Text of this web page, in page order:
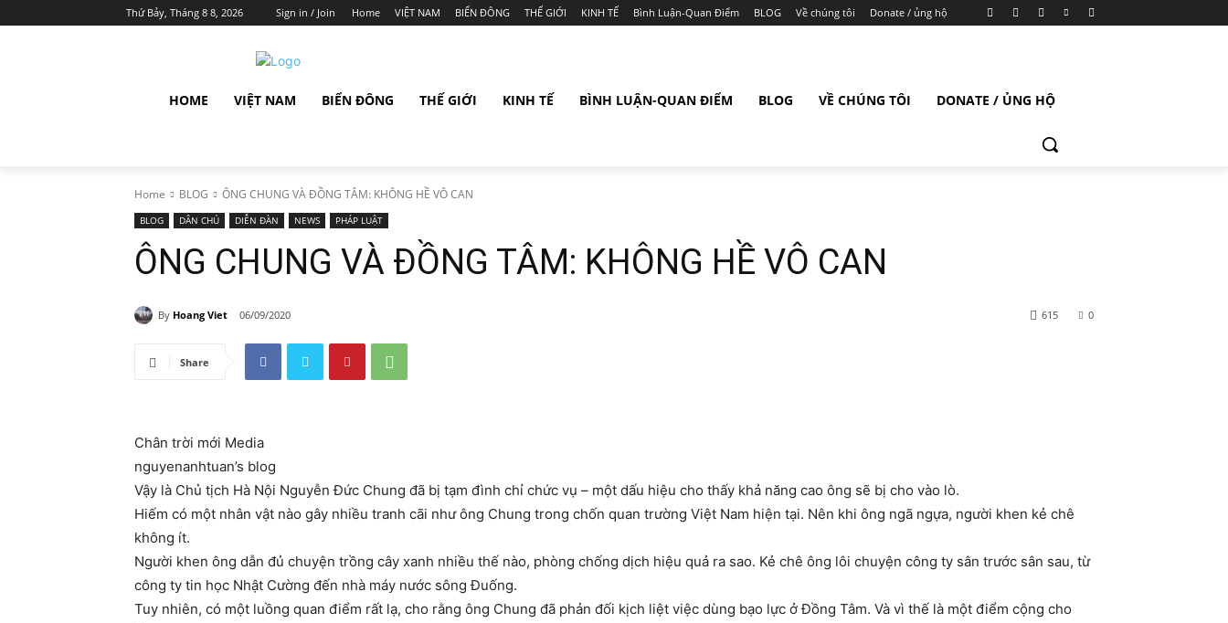
Thứ Bảy, Tháng 8 8, 2026 Sign in / Join Home VIỆT NAM BIỂN ĐÔNG THẾ GIỚI KINH TẾ Bình Luận-Quan Điểm BLOG Về chúng tôi Donate / ủng hộ
HOME VIỆT NAM BIỂN ĐÔNG THẾ GIỚI KINH TẾ BÌNH LUẬN-QUAN ĐIỂM BLOG VỀ CHÚNG TÔI DONATE / ỦNG HỘ
Home BLOG ÔNG CHUNG VÀ ĐỒNG TÂM: KHÔNG HỀ VÔ CAN
BLOG DÂN CHỦ DIỄN ĐÀN NEWS PHÁP LUẬT
ÔNG CHUNG VÀ ĐỒNG TÂM: KHÔNG HỀ VÔ CAN
By Hoang Viet 06/09/2020 0
615
Share
Chân trời mới Media
nguyenanhtuan’s blog
Vậy là Chủ tịch Hà Nội Nguyễn Đức Chung đã bị tạm đình chỉ chức vụ – một dấu hiệu cho thấy khả năng cao ông sẽ bị cho vào lò.
Hiếm có một nhân vật nào gây nhiều tranh cãi như ông Chung trong chốn quan trường Việt Nam hiện tại. Nên khi ông ngã ngựa, người khen kẻ chê
không ít.
Người khen ông dẫn đủ chuyện trồng cây xanh nhiều thế nào, phòng chống dịch hiệu quả ra sao. Kẻ chê ông lôi chuyện công ty sân trước sân sau, từ
công ty tin học Nhật Cường đến nhà máy nước sông Đuống.
Tuy nhiên, có một luồng quan điểm rất lạ, cho rằng ông Chung đã phản đối kịch liệt việc dùng bạo lực ở Đồng Tâm. Và vì thế là một điểm cộng cho